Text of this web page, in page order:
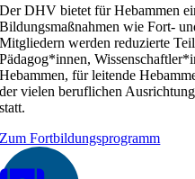
Der DHV bietet für Hebammen
Bildungsmaßnahmen wie Fort-
Mitgliedern werden reduzierte
Pädagog*innen,
Hebammen, für leitende
der vielen beruflichen
statt.
Zum Fortbildungsprogramm